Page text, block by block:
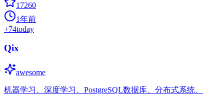
17260
1年前
+74today
Qix
awesome
机器学习、深度学习、PostgreSQL数据库、分布式系统、